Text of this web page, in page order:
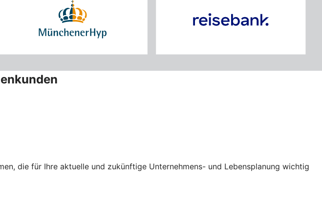
die für Ihre aktuelle und zukünftige Unternehmens- und Lebensplanung wichtig